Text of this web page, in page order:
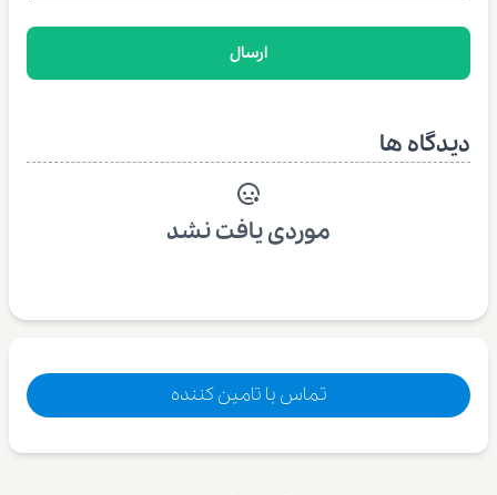
ارسال
دیدگاه ها
موردی یافت نشد
تماس با تامین کننده